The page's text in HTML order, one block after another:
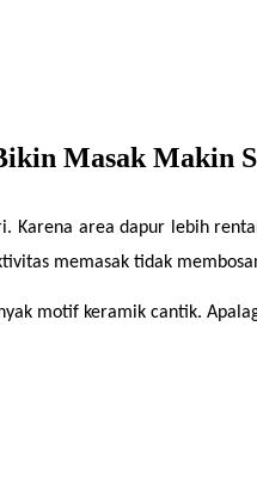
Masak Makin
Karena area dapur lebih
memasak tidak
motif keramik cantik.